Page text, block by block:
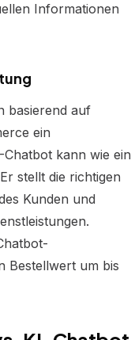
Informationen
basierend auf
ein
kann wie ein
stellt die richtigen
Kunden und
Bestellwert um bis